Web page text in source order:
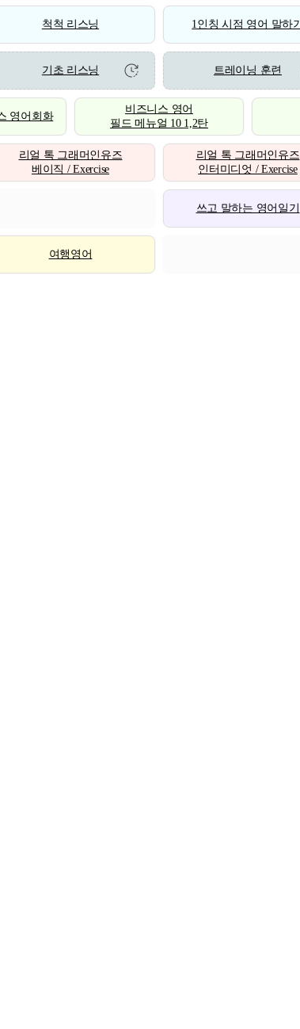
척척 리스닝 1인칭 시점 영어 말하기
기초 리스닝 트레이닝 훈련
영어회화
비즈니스 영어
필드 메뉴얼 10 1,2탄
리얼 톡 그래머인유즈
베이직 / Exercise
리얼 톡 그래머인유즈
인터미디엇 / Exercise
쓰고 말하는 영어일기
여행영어